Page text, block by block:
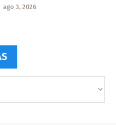
ago 3, 2026